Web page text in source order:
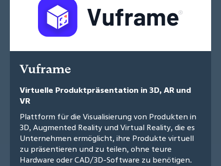
Vuframe
Virtuelle Produktpräsentation in 3D, AR und
VR
Plattform für die Visualisierung von Produkten in
3D, Augmented Reality und Virtual Reality, die es
Unternehmen ermöglicht, ihre Produkte virtuell
zu präsentieren und zu teilen, ohne teure
Hardware oder CAD/3D-Software zu benötigen.